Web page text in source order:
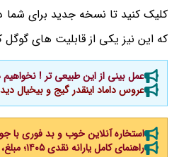
که این نیز یکی از قابلیت های
عمل بینی از این طبیعی تر !
عروس داماد اینقدر گیج و بیخیال
استخاره آنلاین خوب و بد فوری با
راهنمای کامل یارانه نقدی ۱۴۰۵؛ مبلغ، زمان واریز، دهک‌بندی